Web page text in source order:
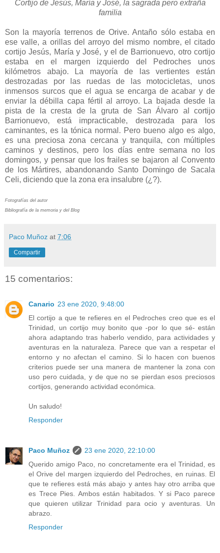
Cortijo de Jesús, María y José, la sagrada pero extraña
familia
Son la mayoría terrenos de Orive. Antaño sólo estaba en
ese valle, a orillas del arroyo del mismo nombre, el citado
cortijo Jesús, María y José, y el de Barrionuevo, otro cortijo
estaba en el margen izquierdo del Pedroches unos
kilómetros abajo. La mayoría de las vertientes están
destrozadas por las ruedas de las motocicletas, unos
inmensos surcos que el agua se encarga de acabar y de
enviar la débilla capa fértil al arroyo. La bajada desde la
pista de la cresta de la gruta de San Álvaro al cortijo
Barrionuevo, está impracticable, destrozada para los
caminantes, es la tónica normal. Pero bueno algo es algo,
es una preciosa zona cercana y tranquila, con múltiples
caminos y destinos, pero los días entre semana no los
domingos, y pensar que los frailes se bajaron al Convento
de los Mártires, abandonando Santo Domingo de Sacala
Celi, diciendo que la zona era insalubre (¿?).
Fotografías del autor
Bibliografía de la memoria y del Blog
Paco Muñoz at 7:06
Compartir
15 comentarios:
Canario 23 ene 2020, 9:48:00
El cortijo a que te refieres en el Pedroches creo que es el
Trinidad, un cortijo muy bonito que -por lo que sé- están
ahora adaptando tras haberlo vendido, para actividades y
aventuras en la naturaleza. Parece que van a respetar el
entorno y no afectan el camino. Si lo hacen con buenos
criterios puede ser una manera de mantener la zona con
uso pero cuidada, y de que no se pierdan esos preciosos
cortijos, generando actividad económica.
Un saludo!
Responder
Paco Muñoz
23 ene 2020, 22:10:00
Querido amigo Paco, no concretamente era el Trinidad, es
el Orive del margen izquierdo del Pedroches, en ruinas. El
que te refieres está más abajo y antes hay otro arriba que
es Trece Pies. Ambos están habitados. Y si Paco parece
que quieren utilizar Trinidad para ocio y aventuras. Un
abrazo.
Responder